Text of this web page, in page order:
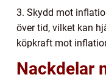
3. Skydd mot
över tid, vilket kan
köpkraft mot
Nackdelar